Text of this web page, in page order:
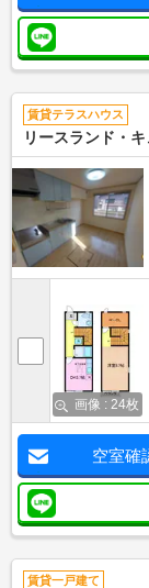
賃貸テラスハウス
リースランド・
画像 : 24枚
空室確
賃貸一戸建て